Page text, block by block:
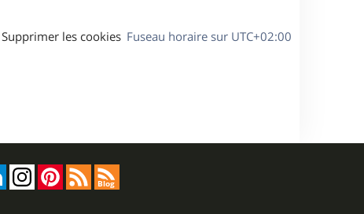
Fuseau horaire sur UTC+02:00
Supprimer les cookies